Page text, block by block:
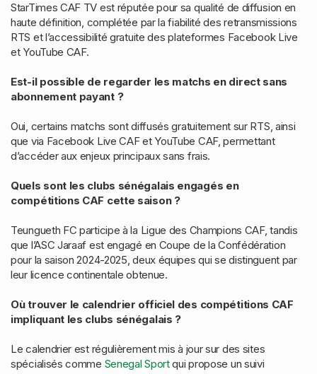
StarTimes CAF TV est réputée pour sa qualité de diffusion en
haute définition, complétée par la fiabilité des retransmissions
RTS et l’accessibilité gratuite des plateformes Facebook Live
et YouTube CAF.
Est-il possible de regarder les matchs en direct sans
abonnement payant ?
Oui, certains matchs sont diffusés gratuitement sur RTS, ainsi
que via Facebook Live CAF et YouTube CAF, permettant
d’accéder aux enjeux principaux sans frais.
Quels sont les clubs sénégalais engagés en
compétitions CAF cette saison ?
Teungueth FC participe à la Ligue des Champions CAF, tandis
que l’ASC Jaraaf est engagé en Coupe de la Confédération
pour la saison 2024-2025, deux équipes qui se distinguent par
leur licence continentale obtenue.
Où trouver le calendrier officiel des compétitions CAF
impliquant les clubs sénégalais ?
Le calendrier est régulièrement mis à jour sur des sites
spécialisés comme Senegal Sportqui propose un suivi